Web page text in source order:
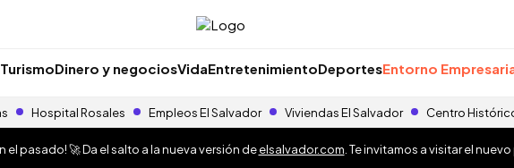
TurismoDinero y negociosVidaEntretenimientoDeportesEntorno
Hospital Rosales Empleos El Salvador Viviendas El Salvador Centro
el pasado! 🚀 Da el salto a la nueva versión deelsalvador.com . Te invitamos a visitar el